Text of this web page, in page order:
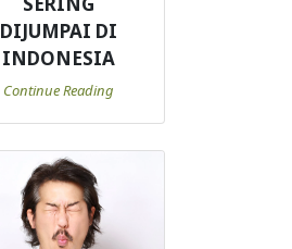
DIJUMPAI DI
INDONESIA
Continue Reading